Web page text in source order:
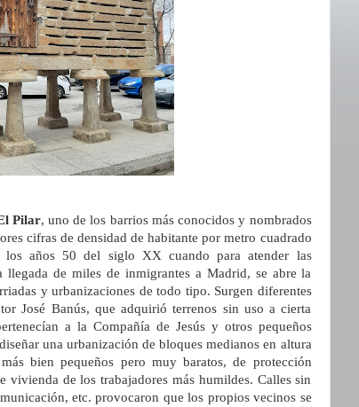
Pilar, uno de los barrios más conocidos y nombrados
cifras de densidad de habitante por metro cuadrado
los años 50 del siglo XX cuando para atender las
llegada de miles de inmigrantes a Madrid, se abre la
y urbanizaciones de todo tipo. Surgen diferentes
José Banús, que adquirió terrenos sin uso a cierta
a la Compañía de Jesús y otros pequeños
una urbanización de bloques medianos en altura
bien pequeños pero muy baratos, de protección
vivienda de los trabajadores más humildes. Calles sin
etc. provocaron que los propios vecinos se